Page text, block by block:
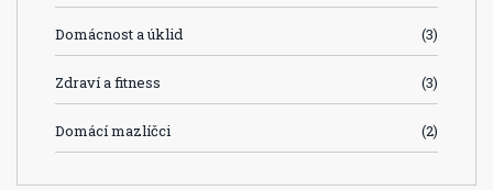
Domácnost a úklid (3)
Zdraví a fitness (3)
Domácí mazlíčci (2)